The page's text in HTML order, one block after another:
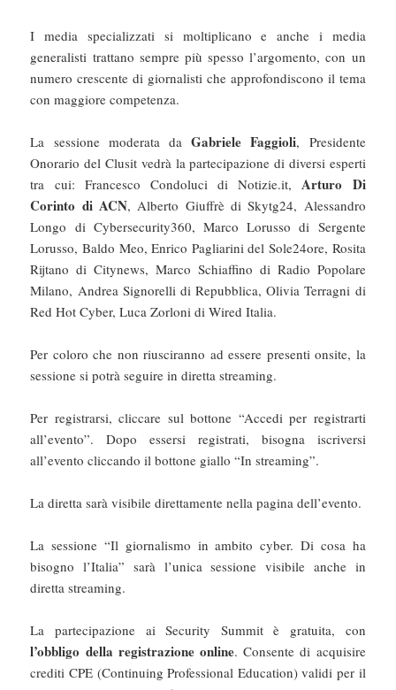
I media specializzati si moltiplicano e anche i media
generalisti trattano sempre più spesso l’argomento, con un
numero crescente di giornalisti che approfondiscono il tema
con maggiore competenza.
La sessione moderata daGabriele Faggioli, Presidente
Onorario del Clusit vedrà la partecipazione di diversi esperti
tra cui: Francesco Condoluci di Notizie.it,Arturo Di
Corinto di ACN, Alberto Giuffrè di Skytg24, Alessandro
Longo di Cybersecurity360, Marco Lorusso di Sergente
Lorusso, Baldo Meo, Enrico Pagliarini del Sole24ore, Rosita
Rijtano di Citynews, Marco Schiaffino di Radio Popolare
Milano, Andrea Signorelli di Repubblica, Olivia Terragni di
Red Hot Cyber, Luca Zorloni di Wired Italia.
Per coloro che non riusciranno ad essere presenti onsite, la
sessione si potrà seguire in diretta streaming.
Per registrarsi, cliccare sul bottone “Accedi per registrarti
all’evento”. Dopo essersi registrati, bisogna iscriversi
all’evento cliccando il bottone giallo “In streaming”.
La diretta sarà visibile direttamente nella pagina dell’evento.
La sessione “Il giornalismo in ambito cyber. Di cosa ha
bisogno l’Italia” sarà l’unica sessione visibile anche in
diretta streaming.
La partecipazione ai Security Summit è gratuita, con
l’obbligo della registrazione online. Consente di acquisire
crediti CPE (Continuing Professional Education) validi per il